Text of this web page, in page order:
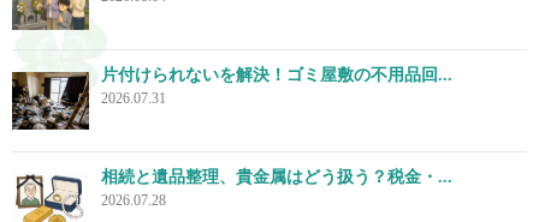
片付けられないを解決！ゴミ屋敷の不用品回...
2026.07.31
相続と遺品整理、貴金属はどう扱う？税金・...
2026.07.28